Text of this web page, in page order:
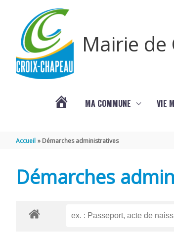
Mairie de
MA COMMUNE VIE
Accueil Démarches administratives
Démarches